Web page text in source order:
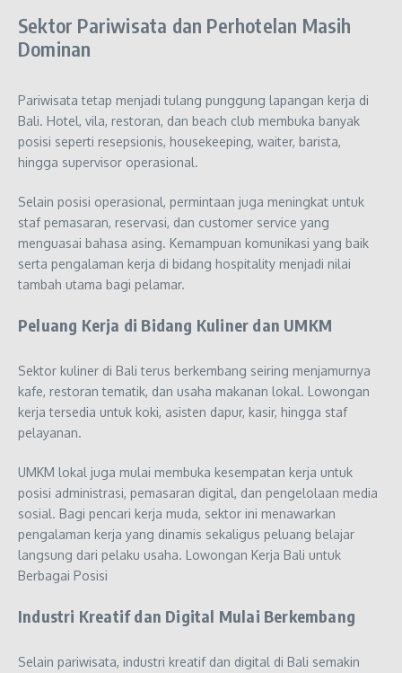
Sektor Pariwisata dan Perhotelan Masih
Dominan
Pariwisata tetap menjadi tulang punggung lapangan kerja di
Bali. Hotel, vila, restoran, dan beach club membuka banyak
posisi seperti resepsionis, housekeeping, waiter, barista,
hingga supervisor operasional.
Selain posisi operasional, permintaan juga meningkat untuk
staf pemasaran, reservasi, dan customer service yang
menguasai bahasa asing. Kemampuan komunikasi yang baik
serta pengalaman kerja di bidang hospitality menjadi nilai
tambah utama bagi pelamar.
Peluang Kerja di Bidang Kuliner dan UMKM
Sektor kuliner di Bali terus berkembang seiring menjamurnya
kafe, restoran tematik, dan usaha makanan lokal. Lowongan
kerja tersedia untuk koki, asisten dapur, kasir, hingga staf
pelayanan.
UMKM lokal juga mulai membuka kesempatan kerja untuk
posisi administrasi, pemasaran digital, dan pengelolaan media
sosial. Bagi pencari kerja muda, sektor ini menawarkan
pengalaman kerja yang dinamis sekaligus peluang belajar
langsung dari pelaku usaha. Lowongan Kerja Bali untuk
Berbagai Posisi
Industri Kreatif dan Digital Mulai Berkembang
Selain pariwisata, industri kreatif dan digital di Bali semakin